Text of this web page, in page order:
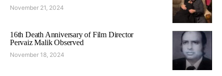
November 21, 2024
16th Death Anniversary of Film Director
Pervaiz Malik Observed
November 18, 2024